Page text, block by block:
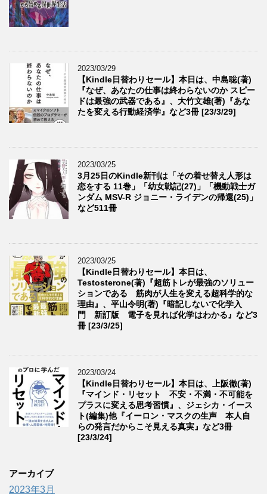
2023/03/29
【Kindle日替わりセール】本日は、中島聡(著)
『なぜ、あなたの仕事は終わらないのか スピー
ドは最強の武器である』、大竹文雄(著)『あな
たを変える行動経済学』など3冊 [23/3/29]
2023/03/25
3月25日のKindle新刊は「その着せ替え人形は
恋をする 11巻」「幼女戦記(27)」「機動戦士ガ
ンダム MSV-R ジョニー・ライデンの帰還(25)」
など511冊
2023/03/25
【Kindle日替わりセール】本日は、
Testosterone(著)『超筋トレが最強のソリュー
ションである 筋肉が人生を変える超科学的な
理由』、平山令明(著)『暗記しないで化学入
門 新訂版 電子を見れば化学はわかる』など3
冊 [23/3/25]
2023/03/24
【Kindle日替わりセール】本日は、上阪徹(著)
『マインド・リセット 不安・不満・不可能を
プラスに変える思考習慣』、ジェシカ・イース
ト(編集)他『イーロン・マスクの生声 本人自
らの発言だからこそ見える真実』など3冊
[23/3/24]
アーカイブ
2023年3月